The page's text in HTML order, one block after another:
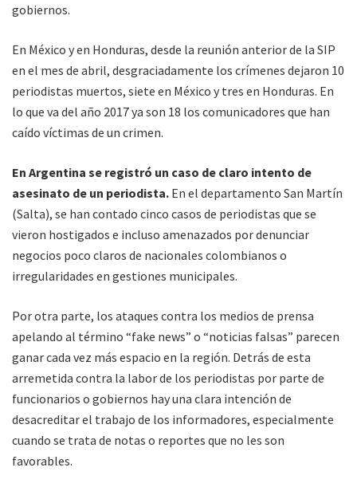
gobiernos.
En México y en Honduras, desde la reunión anterior de la SIP
en el mes de abril, desgraciadamente los crímenes dejaron 10
periodistas muertos, siete en México y tres en Honduras. En
lo que va del año 2017 ya son 18 los comunicadores que han
caído víctimas de un crimen.
En Argentina se registró un caso de claro intento de
asesinato de un periodista. En el departamento San Martín
(Salta), se han contado cinco casos de periodistas que se
vieron hostigados e incluso amenazados por denunciar
negocios poco claros de nacionales colombianos o
irregularidades en gestiones municipales.
Por otra parte, los ataques contra los medios de prensa
apelando al término “fake news” o “noticias falsas” parecen
ganar cada vez más espacio en la región. Detrás de esta
arremetida contra la labor de los periodistas por parte de
funcionarios o gobiernos hay una clara intención de
desacreditar el trabajo de los informadores, especialmente
cuando se trata de notas o reportes que no les son
favorables.